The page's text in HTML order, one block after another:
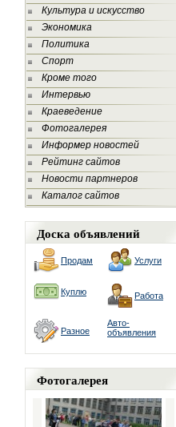
Культура и искусство
Экономика
Политика
Спорт
Кроме того
Интервью
Краеведение
Фотогалерея
Информер новостей
Рейтинг сайтов
Новости партнеров
Каталог сайтов
Доска объявлений
Продам Услуги
Куплю Работа
Разное
Авто-
объявления
Фотогалерея